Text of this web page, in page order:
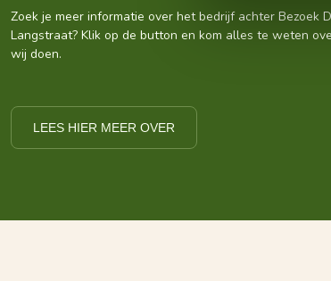
Zoek je meer informatie over het bedrijf achter Bezoek
Langstraat? Klik op de button en kom alles te weten
wij doen.
LEES HIER MEER OVER